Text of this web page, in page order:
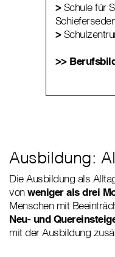
>Schule für
>
>>
Ausbildung:
Die Ausbildung als
vonweniger als drei
Menschen mit
Neu- und
mit der Ausbildung